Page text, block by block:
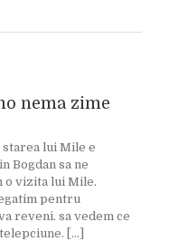
nema zime
starea lui Mile e
Bogdan sa ne
o vizita lui Mile.
pentru
reveni. sa vedem ce
[...]